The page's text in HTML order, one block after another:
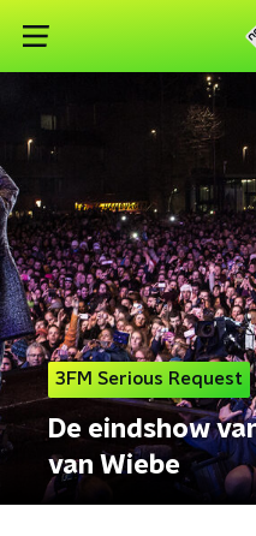
3FM Serious Request
De eindshow
van Wiebe